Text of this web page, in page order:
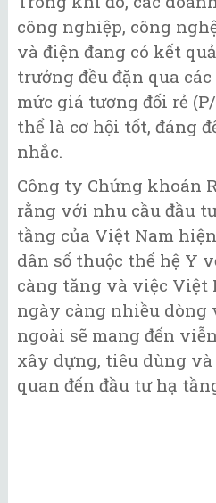
công nghiệp, công
và điện đang có kết
trưởng đều đặn qua
mức giá tương đối rẻ
thể là cơ hội tốt, đáng
nhắc.
Công ty Chứng khoán
rằng với nhu cầu đầu
tầng của Việt Nam
dân số thuộc thế hệ Y
càng tăng và việc Việt
ngày càng nhiều dòng
ngoài sẽ mang đến
xây dựng, tiêu dùng
quan đến đầu tư hạ